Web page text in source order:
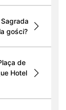
gości?
de
Hotel